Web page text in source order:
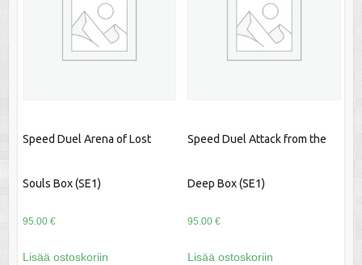
Speed Duel Arena of Lost
Souls Box (SE1)
95.00 €
Lisää ostoskoriin
Speed Duel Attack from the
Deep Box (SE1)
95.00 €
Lisää ostoskoriin